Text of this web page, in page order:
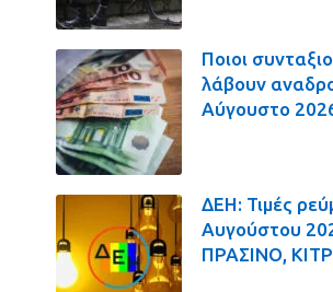
Ποιοι
λάβουν
Αύγουστο
ΔΕΗ: Τιμές
Αυγούστου
ΠΡΑΣΙΝΟ,